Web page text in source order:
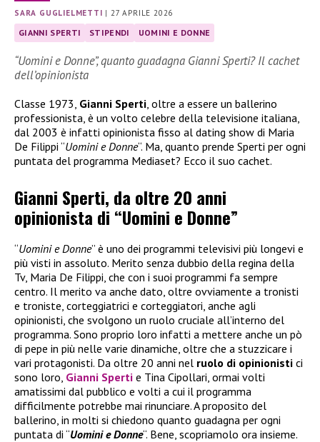
SARA GUGLIELMETTI | 27 APRILE 2026
GIANNI SPERTI STIPENDI UOMINI E DONNE
“Uomini e Donne”, quanto guadagna Gianni Sperti? Il cachet
dell’opinionista
Classe 1973, Gianni Sperti, oltre a essere un ballerino
professionista, è un volto celebre della televisione italiana,
dal 2003 è infatti opinionista fisso al dating show di Maria
De Filippi “Uomini e Donne“. Ma, quanto prende Sperti per ogni
puntata del programma Mediaset? Ecco il suo cachet.
Gianni Sperti, da oltre 20 anni
opinionista di “Uomini e Donne”
“Uomini e Donne” è uno dei programmi televisivi più longevi e
più visti in assoluto. Merito senza dubbio della regina della
Tv, Maria De Filippi, che con i suoi programmi fa sempre
centro. Il merito va anche dato, oltre ovviamente a tronisti
e troniste, corteggiatrici e corteggiatori, anche agli
opinionisti, che svolgono un ruolo cruciale all’interno del
programma. Sono proprio loro infatti a mettere anche un pò
di pepe in più nelle varie dinamiche, oltre che a stuzzicare i
vari protagonisti. Da oltre 20 anni nel ruolo di opinionisti ci
sono loro, Gianni Sperti e Tina Cipollari, ormai volti
amatissimi dal pubblico e volti a cui il programma
difficilmente potrebbe mai rinunciare. A proposito del
ballerino, in molti si chiedono quanto guadagna per ogni
puntata di “Uomini e Donne“. Bene, scopriamolo ora insieme.